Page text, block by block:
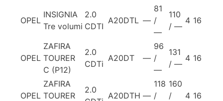
OPEL
INSIGNIA
Tre volumi
2.0
CDTI
A20DTL —
81
/
—
110
/ —
4 16
OPEL
ZAFIRA
TOURER
C (P12)
2.0
CDTi
A20DT —
96
/
—
131
/ —
4 16
OPEL
ZAFIRA
TOURER
2.0
A20DTH —
118
/
160
/
4 16